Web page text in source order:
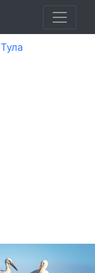
Тула